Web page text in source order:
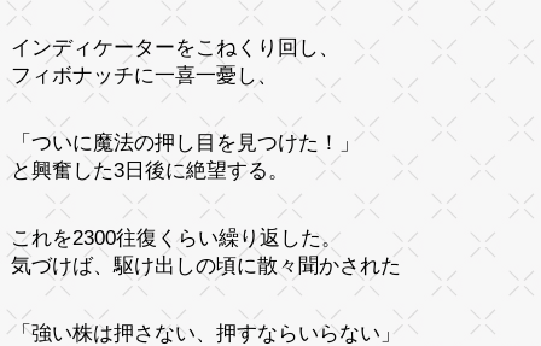
インディケーターをこねくり回し、
フィボナッチに一喜一憂し、
「ついに魔法の押し目を見つけた！」
と興奮した3日後に絶望する。
これを2300往復くらい繰り返した。
気づけば、駆け出しの頃に散々聞かされた
「強い株は押さない、押すならいらない」